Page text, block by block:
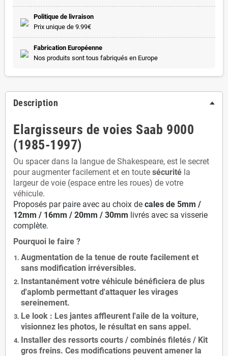
Politique de livraison
Prix unique de 9.99€
Fabrication Européenne
Nos produits sont tous fabriqués en Europe
Description
Elargisseurs de voies Saab 9000
(1985-1997)
Ou spacer dans la langue de Shakespeare, est le secret
pour augmenter facilement et en toute sécurité la
largeur de voie (espace entre les roues) de votre
véhicule.
Proposés par paire avec au choix de cales de 5mm /
12mm / 16mm / 20mm / 30mm livrés avec sa visserie
complète.
Pourquoi le faire ?
Augmentation de la tenue de route facilement et
sans modification irréversibles.
Instantanément votre véhicule bénéficiera de plus
d'aplomb permettant d'attaquer les virages
sereinement.
Le look : Les jantes affleurent l'aile de la voiture,
visionnez les photos, le résultat en sans appel.
Installer des ressorts courts / combinés filetés / Kit
gros freins. Ces modifications peuvent amener la